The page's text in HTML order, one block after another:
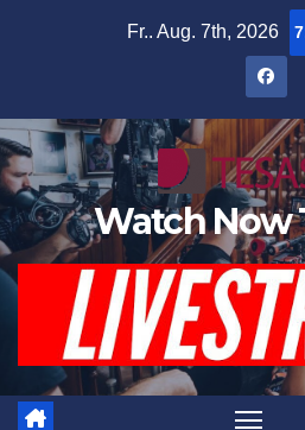
Fr.. Aug. 7th, 2026
Watch Now